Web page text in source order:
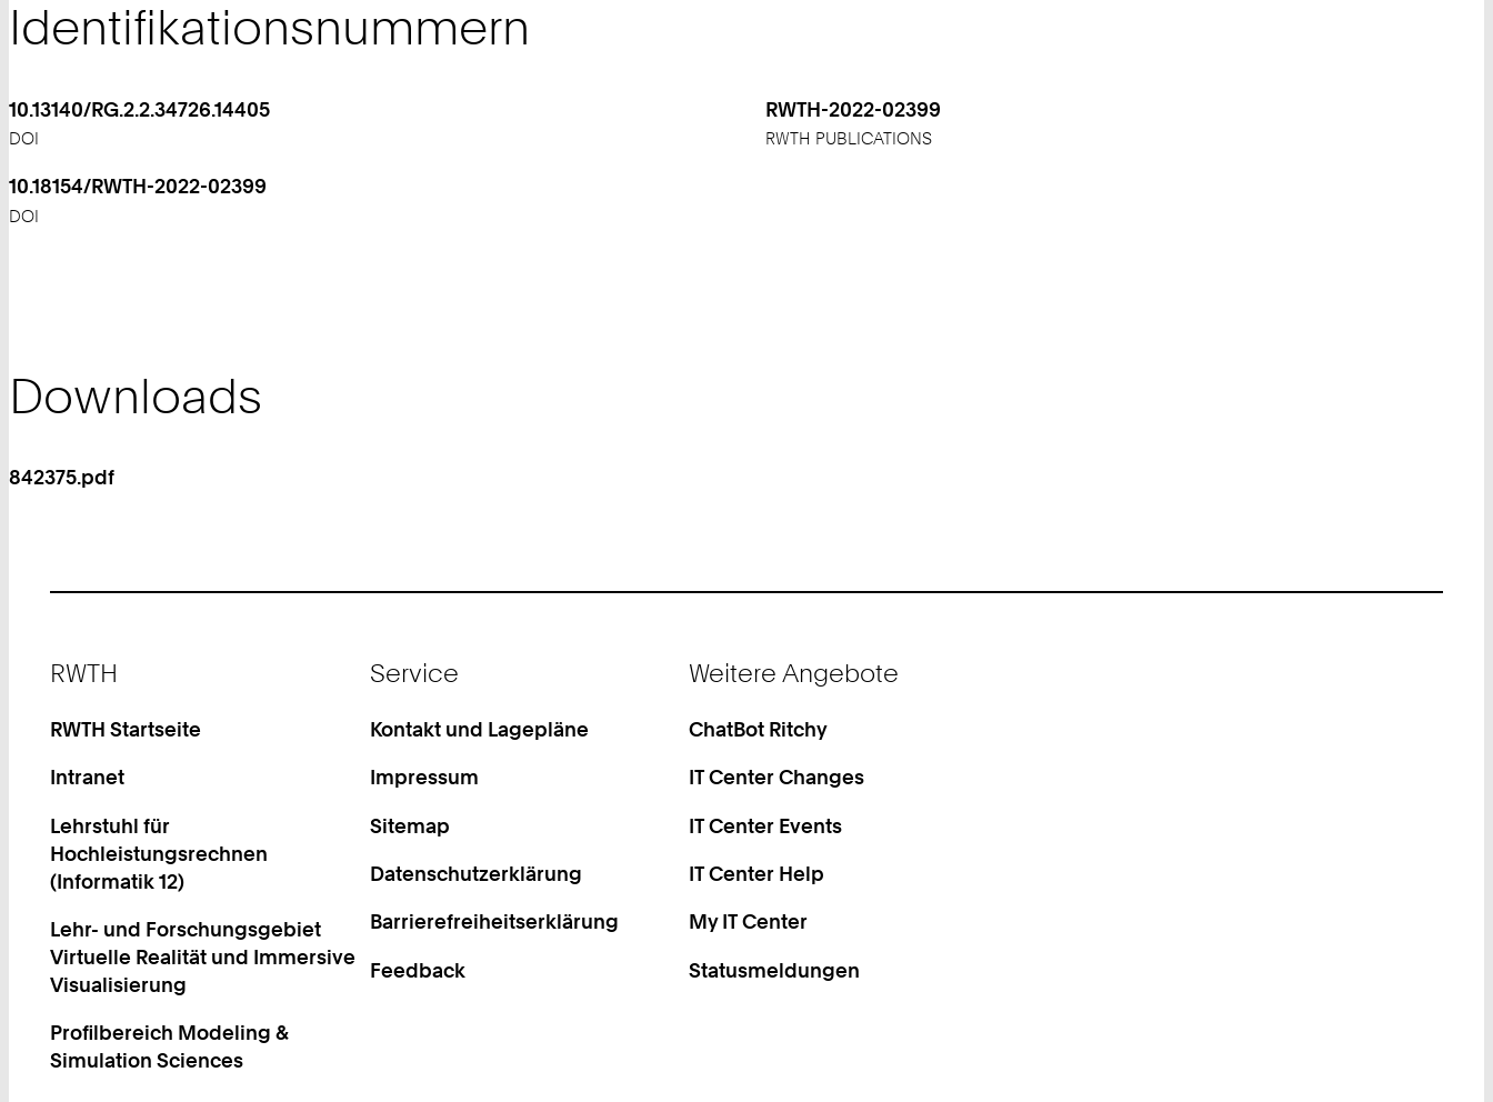
Identifikationsnummern
10.13140/RG.2.2.34726.14405
DOI
10.18154/RWTH-2022-02399
DOI
RWTH-2022-02399
RWTH PUBLICATIONS
Downloads
842375.pdf
RWTH
RWTH Startseite
Intranet
Lehrstuhl für
Hochleistungsrechnen
(Informatik 12)
Lehr- und Forschungsgebiet
Virtuelle Realität und Immersive
Visualisierung
Profilbereich Modeling &
Simulation Sciences
Service
Kontakt und Lagepläne
Impressum
Sitemap
Datenschutzerklärung
Barrierefreiheitserklärung
Feedback
Weitere Angebote
ChatBot Ritchy
IT Center Changes
IT Center Events
IT Center Help
My IT Center
Statusmeldungen